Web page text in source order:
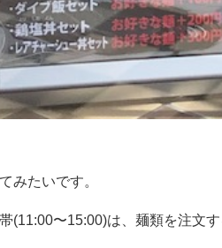
みたいです。
(11:00〜15:00)は、麺類を注文